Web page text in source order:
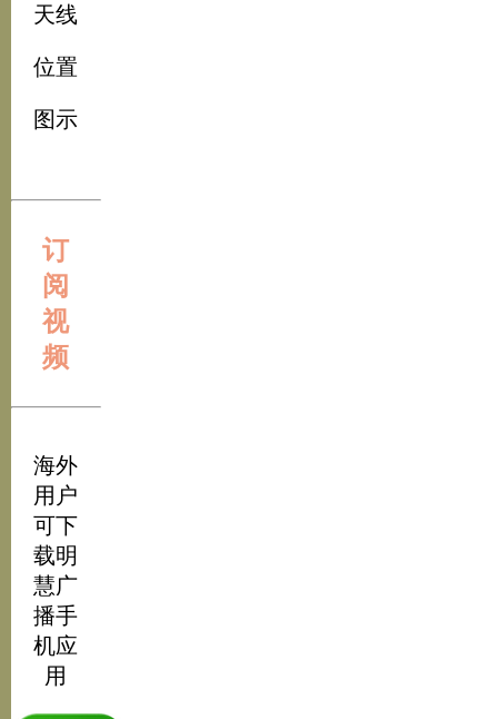
天线
位置
图示
订
阅
视
频
海外
用户
可下
载明
慧广
播手
机应
用